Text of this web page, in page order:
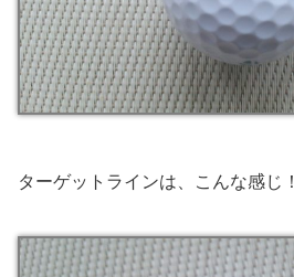
ターゲットラインは、こんな感じ！